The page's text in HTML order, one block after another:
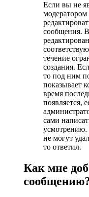
Если вы не
сообщения.
течение
создания.
то под ним
показывает
время
появляется,
сами
усмотрению.
не могут
то ответил.
Как мне